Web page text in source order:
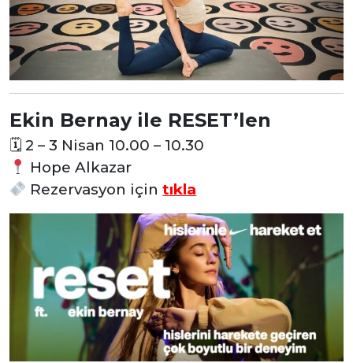
Ekin Bernay ile RESET’len
🗓 2 – 3 Nisan 10.00 – 10.30
Hope Alkazar
Rezervasyon için tıkla